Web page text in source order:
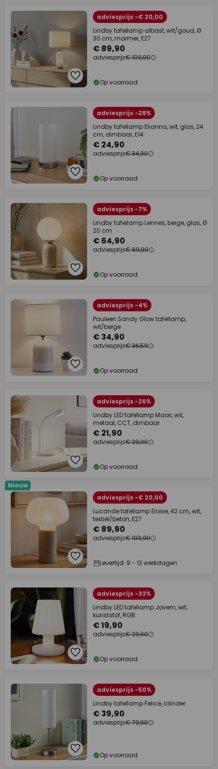
adviesprijs -€ 20,00
Lindby tafellamp albast, wit/goud, Ø
30 cm, marmer, E27
€ 89,90
adviesprijs€ 109,90
Op voorraad
adviesprijs -28%
Lindby tafellamp Elianna, wit, glas, 24
cm, dimbaar, E14
€ 24,90
adviesprijs€ 34,90
Op voorraad
adviesprijs -7%
Lindby tafellamp Lennes, beige, glas, Ø
20 cm
€ 64,90
adviesprijs€ 69,90
Op voorraad
adviesprijs -4%
Pauleen Sandy Glow tafellamp,
wit/beige
€ 34,90
adviesprijs€ 36,59
Op voorraad
adviesprijs -26%
Lindby LED tafellamp Maori, wit,
metaal, CCT, dimbaar
€ 21,90
adviesprijs€ 29,90
Op voorraad
Nieuw
adviesprijs -€ 20,00
Lucande tafellamp Eloise, 42 cm, wit,
textiel/beton, E27
€ 89,90
adviesprijs€ 109,90
Levertijd: 9 - 13 werkdagen
adviesprijs -33%
Lindby LED tafellamp Jovem, wit,
kunststof, RGB
€ 19,90
adviesprijs€ 29,90
Op voorraad
adviesprijs -50%
Lindby tafellamp Felice, cilinder
€ 39,90
adviesprijs€ 79,90
Op voorraad